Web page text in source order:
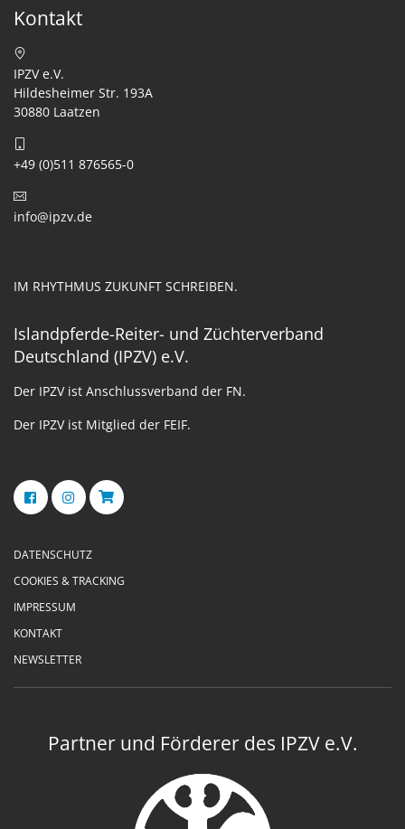
Kontakt
IPZV e.V.
Hildesheimer Str. 193A
30880 Laatzen
+49 (0)511 876565-0
info@ipzv.de
IM RHYTHMUS ZUKUNFT SCHREIBEN.
Islandpferde-Reiter- und Züchterverband
Deutschland (IPZV) e.V.
Der IPZV ist Anschlussverband der FN.
Der IPZV ist Mitglied der FEIF.
DATENSCHUTZ
COOKIES & TRACKING
IMPRESSUM
KONTAKT
NEWSLETTER
Partner und Förderer des IPZV e.V.